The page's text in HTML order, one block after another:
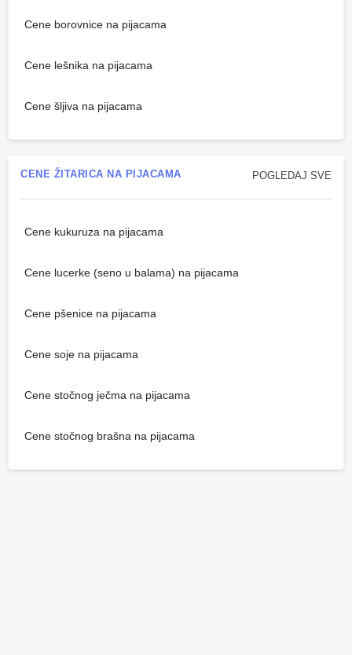
Cene borovnice na pijacama
Cene lešnika na pijacama
Cene šljiva na pijacama
POGLEDAJ SVE
CENE ŽITARICA NA PIJACAMA
Cene kukuruza na pijacama
Cene lucerke (seno u balama) na pijacama
Cene pšenice na pijacama
Cene soje na pijacama
Cene stočnog ječma na pijacama
Cene stočnog brašna na pijacama